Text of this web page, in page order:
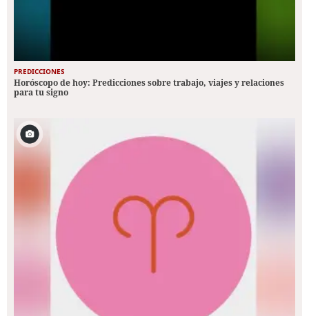
PREDICCIONES
Horóscopo de hoy: Predicciones sobre trabajo, viajes y relaciones
para tu signo